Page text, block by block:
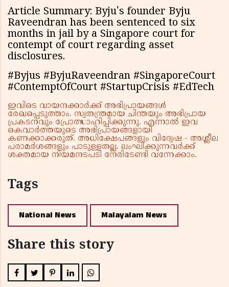
Article Summary: Byju's founder Byju
Raveendran has been sentenced to six
months in jail by a Singapore court for
contempt of court regarding asset
disclosures.
#Byjus #ByjuRaveendran #SingaporeCourt
#ContemptOfCourt #StartupCrisis #EdTech
ഇവിടെ വായനക്കാർക്ക് അഭിപ്രായങ്ങൾ
രേഖപ്പെടുത്താം. സ്വതന്ത്രമായ ചിന്തയും അഭിപ്രായ
പ്രകടനവും പ്രോത്സാഹിപ്പിക്കുന്നു. എന്നാൽ ഇവ
കെവാർത്തയുടെ അഭിപ്രായങ്ങളായി
കണക്കാക്കരുത്. അധിക്ഷേപങ്ങളും വിദ്വേഷ - അശ്ലീല
പരാമർശങ്ങളും പാടുള്ളതല്ല. ലംഘിക്കുന്നവർക്ക്
ശക്തമായ നിയമനടപടി നേരിടേണ്ടി വന്നേക്കാം.
Tags
National News Malayalam News
Share this story